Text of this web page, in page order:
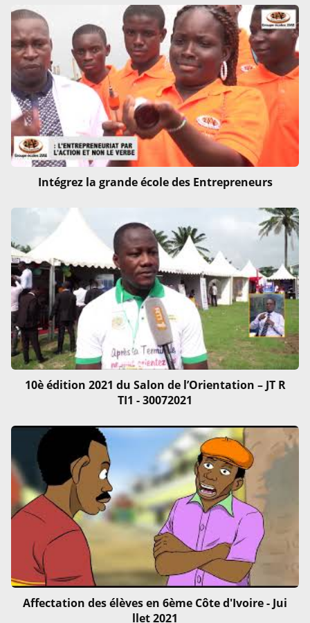
Intégrez la grande école des Entrepreneurs
10è édition 2021 du Salon de l’Orientation – JT R
TI1 - 30072021
Affectation des élèves en 6ème Côte d'Ivoire - Jui
llet 2021